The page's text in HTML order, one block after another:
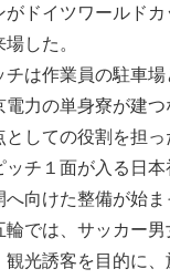
がドイツワールド
した。
は作業員の駐車
力の単身寮が建
としての役割を担
ッチ１面が入る日
向けた整備が始ま
輪では、サッカー
光誘客を目的に